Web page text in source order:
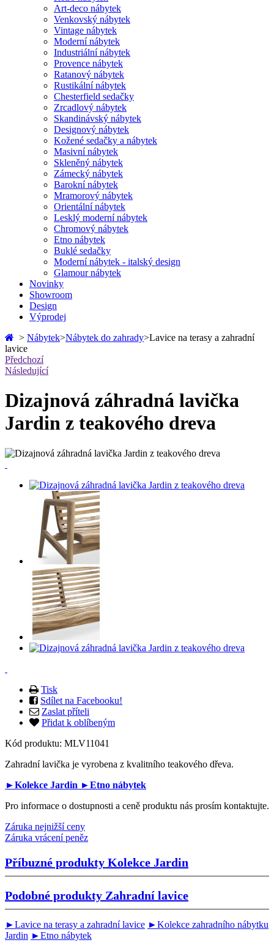
Art-deco nábytek
Venkovský nábytek
Vintage nábytek
Moderní nábytek
Industriální nábytek
Provence nábytek
Ratanový nábytek
Rustikální nábytek
Chesterfield sedačky
Zrcadlový nábytek
Skandinávský nábytek
Designový nábytek
Kožené sedačky a nábytek
Masivní nábytek
Skleněný nábytek
Zámecký nábytek
Barokní nábytek
Mramorový nábytek
Orientální nábytek
Lesklý moderní nábytek
Chromový nábytek
Etno nábytek
Buklé sedačky
Moderní nábytek - italský design
Glamour nábytek
Novinky
Showroom
Design
Výprodej
> Nábytek>Nábytek do zahrady>Lavice na terasy a zahradní
lavice
Předchozí
Následující
Dizajnová záhradná lavička
Jardin z teakového dreva
Tisk
Sdílet na Facebooku!
Zaslat příteli
Přidat k oblíbeným
Kód produktu: MLV11041
Zahradní lavička je vyrobena z kvalitního teakového dřeva.
►Kolekce Jardin ►Etno nábytek
Pro informace o dostupnosti a ceně produktu nás prosím kontaktujte.
Záruka nejnižší ceny
Záruka vrácení peněz
Příbuzné produkty Kolekce Jardin
Podobné produkty Zahradní lavice
►Lavice na terasy a zahradní lavice ►Kolekce zahradního nábytku
Jardin ►Etno nábytek